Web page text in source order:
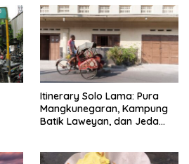
Itinerary Solo Lama: Pura
Mangkunegaran, Kampung
Batik Laweyan, dan Jeda